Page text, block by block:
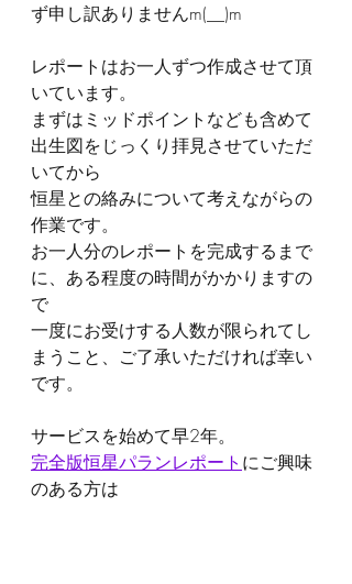
ず申し訳ありませんm(__)m
レポートはお一人ずつ作成させて頂
いています。
まずはミッドポイントなども含めて
出生図をじっくり拝見させていただ
いてから
恒星との絡みについて考えながらの
作業です。
お一人分のレポートを完成するまで
に、ある程度の時間がかかりますの
で
一度にお受けする人数が限られてし
まうこと、ご了承いただければ幸い
です。
サービスを始めて早2年。
完全版恒星パランレポート にご興味
のある方は